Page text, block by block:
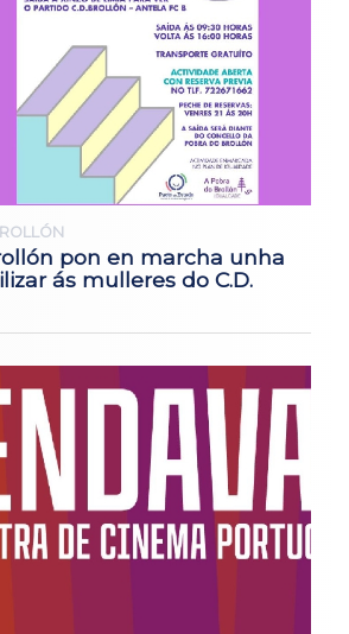
pon en marcha unha
ás mulleres do C.D.